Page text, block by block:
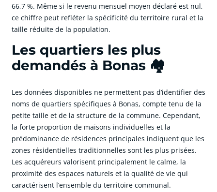
66,7 %. Même si le revenu mensuel moyen déclaré est nul,
ce chiffre peut refléter la spécificité du territoire rural et la
taille réduite de la population.
Les quartiers les plus
demandés à Bonas 🏘️
Les données disponibles ne permettent pas d’identifier des
noms de quartiers spécifiques à Bonas, compte tenu de la
petite taille et de la structure de la commune. Cependant,
la forte proportion de maisons individuelles et la
prédominance de résidences principales indiquent que les
zones résidentielles traditionnelles sont les plus prisées.
Les acquéreurs valorisent principalement le calme, la
proximité des espaces naturels et la qualité de vie qui
caractérisent l’ensemble du territoire communal.